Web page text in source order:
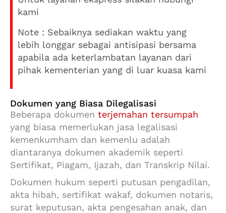
kami
Note : Sebaiknya sediakan waktu yang
lebih longgar sebagai antisipasi bersama
apabila ada keterlambatan layanan dari
pihak kementerian yang di luar kuasa kami
Dokumen yang Biasa Dilegalisasi
Beberapa dokumen terjemahan tersumpah
yang biasa memerlukan jasa legalisasi
kemenkumham dan kemenlu adalah
diantaranya dokumen akademik seperti
Sertifikat, Piagam, Ijazah, dan Transkrip Nilai.
Dokumen hukum seperti putusan pengadilan,
akta hibah, sertifikat wakaf, dokumen notaris,
surat keputusan, akta pengesahan anak, dan